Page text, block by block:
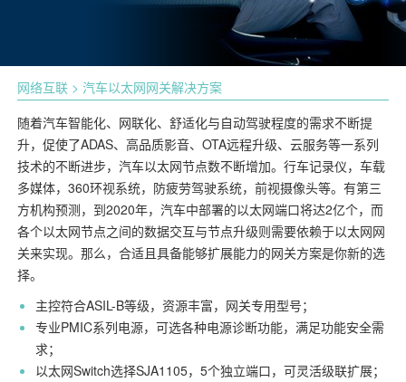
网络互联 > 汽车以太网网关解决方案
随着汽车智能化、网联化、舒适化与自动驾驶程度的需求不断提
升，促使了ADAS、高品质影音、OTA远程升级、云服务等一系列
技术的不断进步，汽车以太网节点数不断增加。行车记录仪，车载
多媒体，360环视系统，防疲劳驾驶系统，前视摄像头等。有第三
方机构预测，到2020年，汽车中部署的以太网端口将达2亿个，而
各个以太网节点之间的数据交互与节点升级则需要依赖于以太网网
关来实现。那么，合适且具备能够扩展能力的网关方案是你新的选
择。
主控符合ASIL-B等级，资源丰富，网关专用型号；
专业PMIC系列电源，可选各种电源诊断功能，满足功能安全需
求；
以太网Switch选择SJA1105，5个独立端口，可灵活级联扩展；